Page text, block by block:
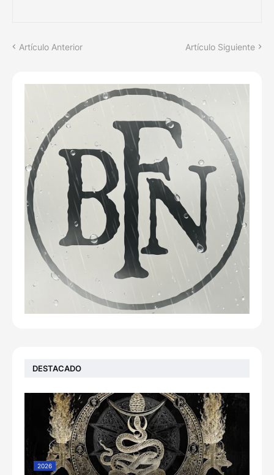
Artículo Anterior Artículo Siguiente
DESTACADO
2026